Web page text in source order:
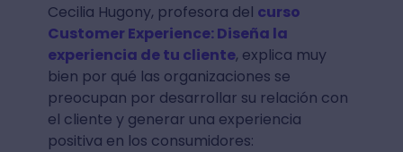
Cecilia Hugony, profesora del curso
Customer Experience: Diseña la
experiencia de tu cliente, explica muy
bien por qué las organizaciones se
preocupan por desarrollar su relación con
el cliente y generar una experiencia
positiva en los consumidores: